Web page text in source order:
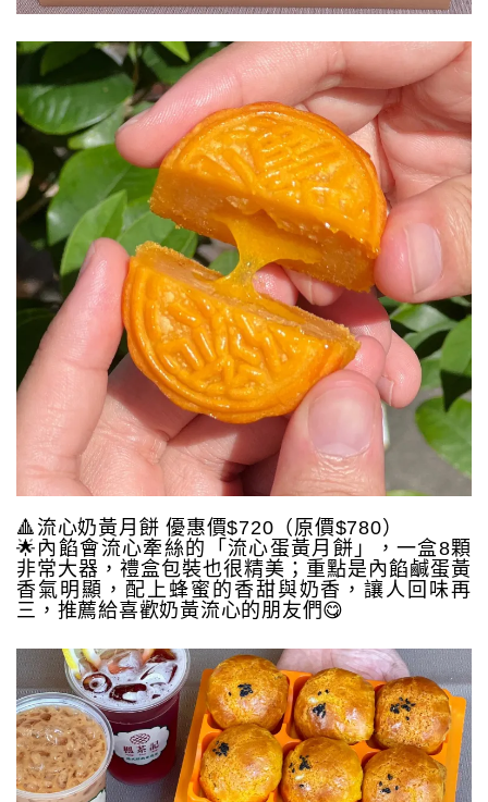
🔺流心奶黃月餅 優惠價$720（原價$780）
🌟內餡會流心牽絲的「流心蛋黃月餅」，一盒8顆
非常大器，禮盒包裝也很精美；重點是內餡鹹蛋黃
香氣明顯，配上蜂蜜的香甜與奶香，讓人回味再
三，推薦給喜歡奶黃流心的朋友們😋